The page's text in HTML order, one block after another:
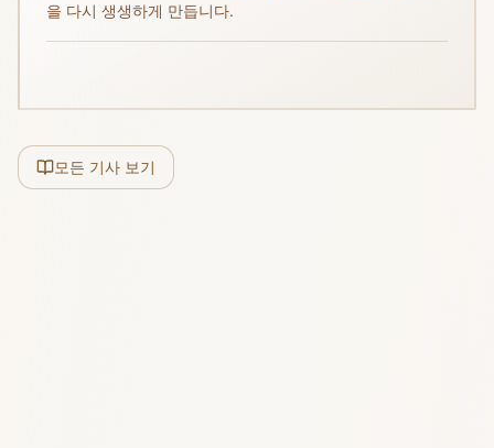
을 다시 생생하게 만듭니다.
모든 기사 보기